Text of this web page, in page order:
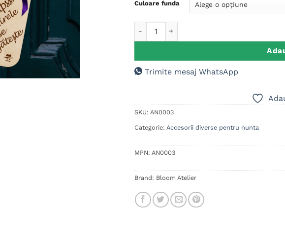
la clienți
Culoare funda
Trimite mesaj WhatsApp
SKU: AN0003
Categorie: Accesorii diverse pentru nunta
MPN: AN0003
Brand: Bloom Atelier